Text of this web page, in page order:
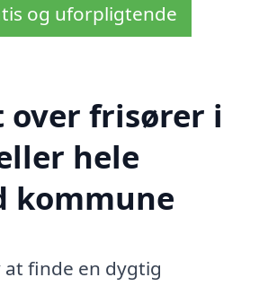
og uforpligtende
over frisører i
hele
kommune
finde en dygtig